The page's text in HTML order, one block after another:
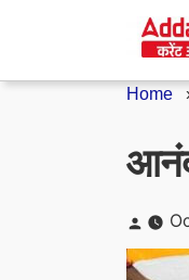
Home
Posted
by